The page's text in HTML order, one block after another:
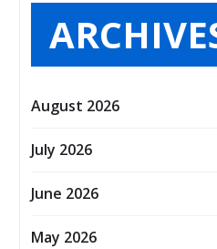
August 2026
July 2026
June 2026
May 2026